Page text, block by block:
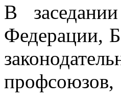
В
Федерации,
профсоюзов,